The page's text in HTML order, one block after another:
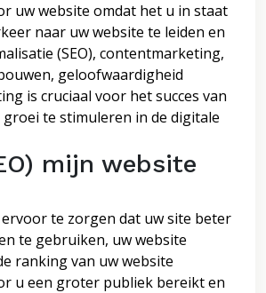
uw website omdat het u in staat
naar uw website te leiden en
(SEO), contentmarketing,
geloofwaardigheid
is cruciaal voor het succes van
te stimuleren in de digitale
mijn website
te zorgen dat uw site beter
te gebruiken, uw website
ranking van uw website
u een groter publiek bereikt en